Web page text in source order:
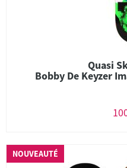
Quasi
Bobby De Keyzer
NOUVEAUTÉ